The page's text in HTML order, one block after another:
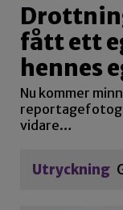
fått ett
hennes
Nu kommer
vidare…
Utryckning